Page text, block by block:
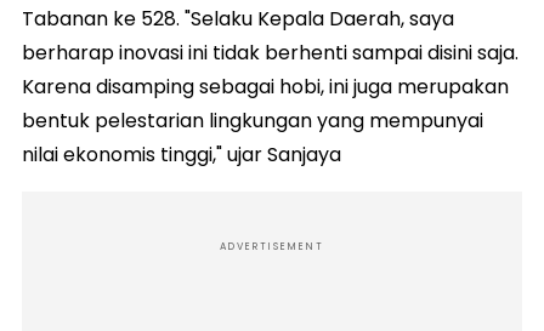
Tabanan ke 528. "Selaku Kepala Daerah, saya
berharap inovasi ini tidak berhenti sampai disini saja.
Karena disamping sebagai hobi, ini juga merupakan
bentuk pelestarian lingkungan yang mempunyai
nilai ekonomis tinggi," ujar Sanjaya
ADVERTISEMENT